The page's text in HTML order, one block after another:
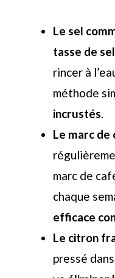
Le sel
tasse de
rincer à
méthode
incrustés.
Le marc
marc de
chaque
efficace
Le citron
pressé